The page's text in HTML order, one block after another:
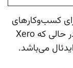
کسب‌وکارهای
پیچیده‌تر و در حال رشد مناسب‌تر است، در حالی که Xero
می‌باشد.